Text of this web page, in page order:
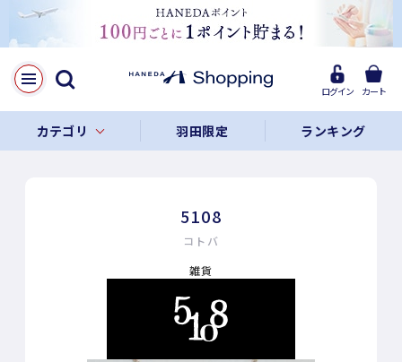
ログイン カート
カテゴリ 羽田限定 ランキング
5108
コトバ
雑貨